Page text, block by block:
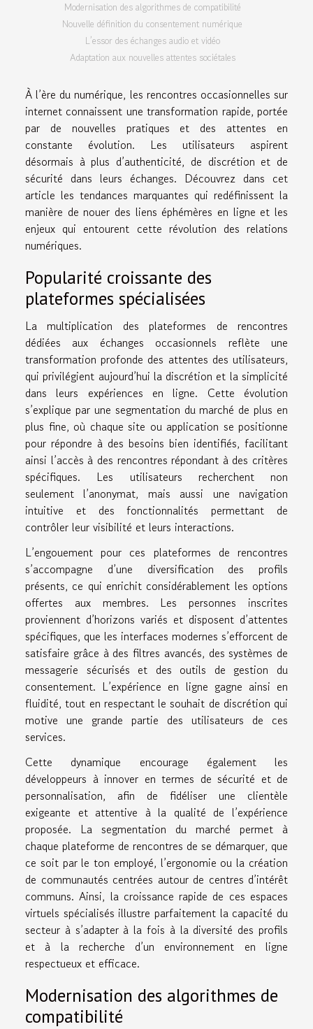
Modernisation des algorithmes de compatibilité
Nouvelle définition du consentement numérique
L’essor des échanges audio et vidéo
Adaptation aux nouvelles attentes sociétales
À l’ère du numérique, les rencontres occasionnelles sur
internet connaissent une transformation rapide, portée
par de nouvelles pratiques et des attentes en
constante évolution. Les utilisateurs aspirent
désormais à plus d’authenticité, de discrétion et de
sécurité dans leurs échanges. Découvrez dans cet
article les tendances marquantes qui redéfinissent la
manière de nouer des liens éphémères en ligne et les
enjeux qui entourent cette révolution des relations
numériques.
Popularité croissante des
plateformes spécialisées
La multiplication des plateformes de rencontres
dédiées aux échanges occasionnels reflète une
transformation profonde des attentes des utilisateurs,
qui privilégient aujourd’hui la discrétion et la simplicité
dans leurs expériences en ligne. Cette évolution
s’explique par une segmentation du marché de plus en
plus fine, où chaque site ou application se positionne
pour répondre à des besoins bien identifiés, facilitant
ainsi l’accès à des rencontres répondant à des critères
spécifiques. Les utilisateurs recherchent non
seulement l’anonymat, mais aussi une navigation
intuitive et des fonctionnalités permettant de
contrôler leur visibilité et leurs interactions.
L’engouement pour ces plateformes de rencontres
s’accompagne d’une diversification des profils
présents, ce qui enrichit considérablement les options
offertes aux membres. Les personnes inscrites
proviennent d’horizons variés et disposent d’attentes
spécifiques, que les interfaces modernes s’efforcent de
satisfaire grâce à des filtres avancés, des systèmes de
messagerie sécurisés et des outils de gestion du
consentement. L’expérience en ligne gagne ainsi en
fluidité, tout en respectant le souhait de discrétion qui
motive une grande partie des utilisateurs de ces
services.
Cette dynamique encourage également les
développeurs à innover en termes de sécurité et de
personnalisation, afin de fidéliser une clientèle
exigeante et attentive à la qualité de l’expérience
proposée. La segmentation du marché permet à
chaque plateforme de rencontres de se démarquer, que
ce soit par le ton employé, l’ergonomie ou la création
de communautés centrées autour de centres d’intérêt
communs. Ainsi, la croissance rapide de ces espaces
virtuels spécialisés illustre parfaitement la capacité du
secteur à s’adapter à la fois à la diversité des profils
et à la recherche d’un environnement en ligne
respectueux et efficace.
Modernisation des algorithmes de
compatibilité